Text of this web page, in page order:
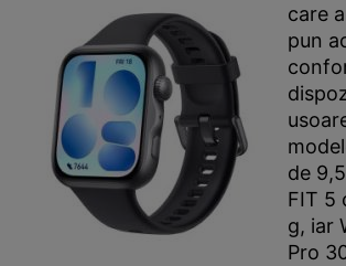
care
pun
de
FIT 5
g, iar
Pro